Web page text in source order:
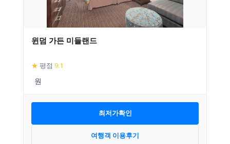
윈덤 가든 미들랜드
★ 평점 9.1
최저가확인
여행객 이용후기